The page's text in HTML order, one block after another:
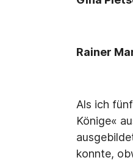
Rainer
Als ich
Könige«
konnte,